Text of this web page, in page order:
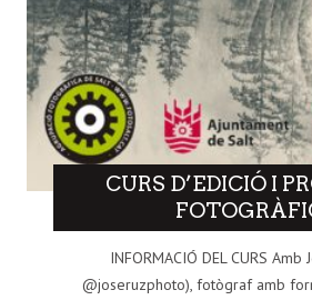
CURS D’EDICIÓ I
INFORMACIÓ DEL CURS Amb
@joseruzphoto), fotògraf amb